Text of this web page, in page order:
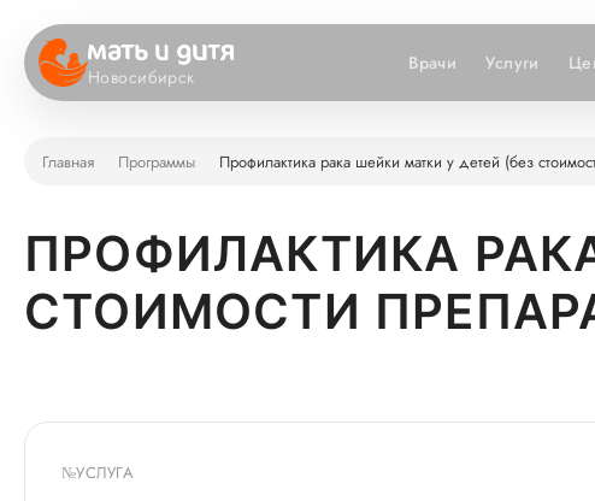
Новосибирск
Врачи Услуги
Главная Программы Профилактика рака шейки матки у детей (без
ПРОФИЛАКТИКА
СТОИМОСТИ
№УСЛУГА